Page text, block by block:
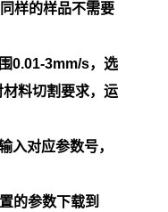
样的样品不需要
0.01-3mm/s，选
料切割要求，运
入对应参数号，
的参数下载到